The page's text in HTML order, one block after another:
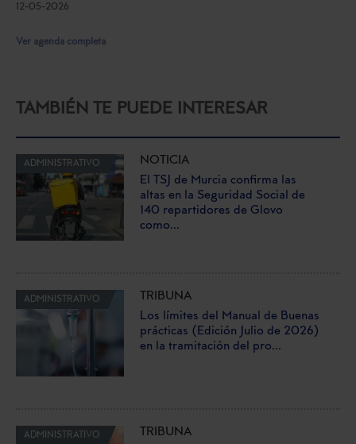
12-05-2026
Ver agenda completa
TAMBIÉN TE PUEDE INTERESAR
ADMINISTRATIVO
NOTICIA
El TSJ de Murcia confirma las
altas en la Seguridad Social de
140 repartidores de Glovo
como...
ADMINISTRATIVO
TRIBUNA
Los límites del Manual de Buenas
prácticas (Edición Julio de 2026)
en la tramitación del pro...
ADMINISTRATIVO
TRIBUNA